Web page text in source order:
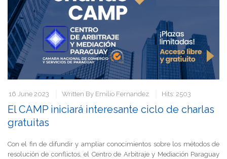
16 June 2023 Written By Emilio Fernandez Hits: 2503
El CAMP iniciará interesante ciclo de charlas
gratuitas
Con el fin de difundir y ampliar conocimientos sobre los métodos de
resolución de conflictos, el Centro de Arbitraje y Mediación Paraguay